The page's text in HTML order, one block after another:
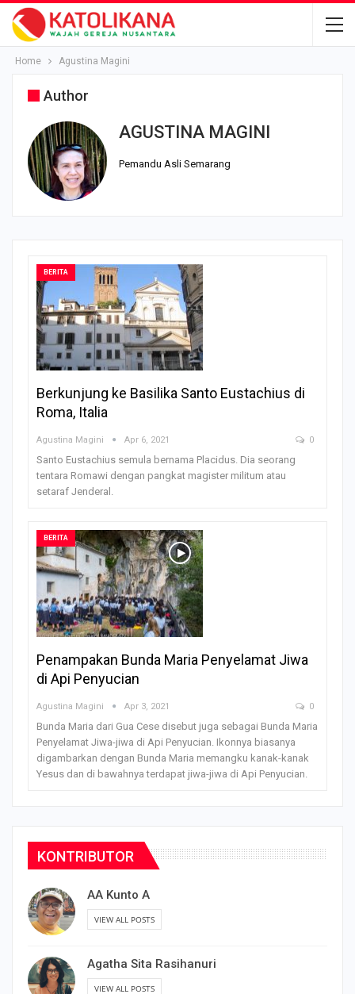
Home Agustina Magini
Author
AGUSTINA MAGINI
Pemandu Asli Semarang
BERITA
Berkunjung ke Basilika Santo Eustachius di
Roma, Italia
Agustina Magini Apr 6, 2021 0
Santo Eustachius semula bernama Placidus. Dia seorang
tentara Romawi dengan pangkat magister militum atau
setaraf Jenderal.
BERITA
Penampakan Bunda Maria Penyelamat Jiwa
di Api Penyucian
Agustina Magini Apr 3, 2021 0
Bunda Maria dari Gua Cese disebut juga sebagai Bunda Maria
Penyelamat Jiwa-jiwa di Api Penyucian. Ikonnya biasanya
digambarkan dengan Bunda Maria memangku kanak-kanak
Yesus dan di bawahnya terdapat jiwa-jiwa di Api Penyucian.
KONTRIBUTOR
AA Kunto A
VIEW ALL POSTS
Agatha Sita Rasihanuri
VIEW ALL POSTS